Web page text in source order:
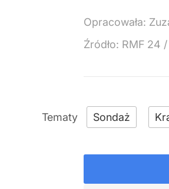
Opracowała:
Źródło: RMF 24 /
Sondaż